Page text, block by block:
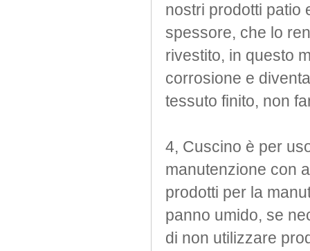
nostri prodotti patio
spessore, che lo
rivestito, in questo
corrosione e
tessuto finito, non
4, Cuscino è per
manutenzione con
prodotti per la
panno umido, se
di non utilizzare